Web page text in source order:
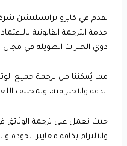
نقدم في كايرو ترانسليشن
خدمة الترجمة القانونية
ذوي الخبرات الطويلة في مجال
مما يُمكننا من ترجمة جميع
الدقة والاحترافية، ولمختلف
حيث نعمل على ترجمة الوثائق
والالتزام بكافة معايير الجودة